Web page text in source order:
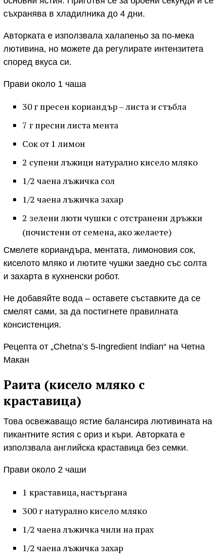
съхранява в хладилника до 4 дни.
Авторката е използвала халапеньо за по-мека
лютивина, но можете да регулирате интензитета
според вкуса си.
Прави около 1 чаша
30 г пресен кориандър – листа и стъбла
7 г пресни листа мента
Сок от 1 лимон
2 супени лъжици натурално кисело мляко
1/2 чаена лъжичка сол
1/2 чаена лъжичка захар
2 зелени люти чушки с отстранени дръжки
(почистени от семена, ако желаете)
Смелете кориандъра, ментата, лимоновия сок,
киселото мляко и лютите чушки заедно със солта
и захарта в кухненски робот.
Не добавяйте вода – оставете съставките да се
смелят сами, за да постигнете правилната
консистенция.
Рецепта от „Chetna’s 5-Ingredient Indian“ на Четна
Макан
Раита (кисело мляко с
краставица)
Това освежаващо ястие балансира лютивината на
пикантните ястия с ориз и къри. Авторката е
използвала английска краставица без семки.
Прави около 2 чаши
1 краставица, настъргана
300 г натурално кисело мляко
1/2 чаена лъжичка чили на прах
1/2 чаена лъжичка захар